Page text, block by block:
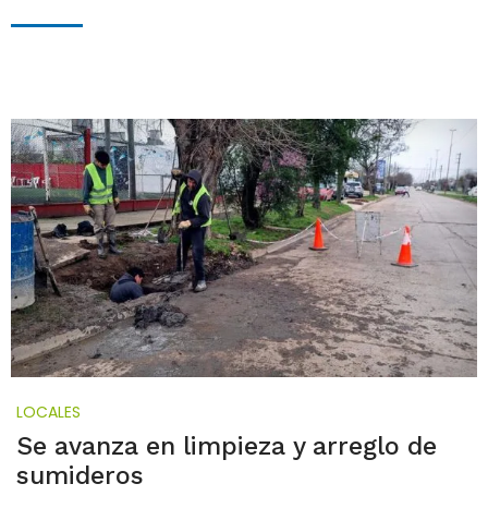
LOCALES
Se avanza en limpieza y arreglo de
sumideros